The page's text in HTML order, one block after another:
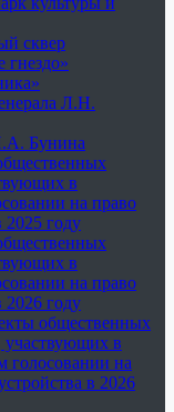
сквер
гнездо»
Л.Н.
Бунина
в
на право
2025 году
в
на право
2026 году
общественных
участвующих в
голосовании на
в 2026